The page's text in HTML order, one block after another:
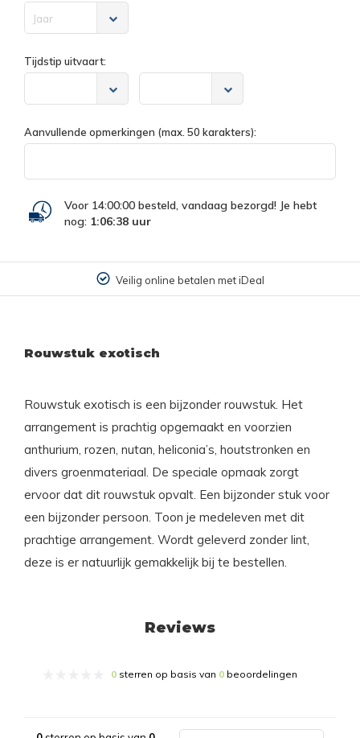
Jaar
Tijdstip uitvaart:
Aanvullende opmerkingen (max. 50 karakters):
Voor 14:00:00 besteld, vandaag bezorgd! Je hebt
nog: 1:06:38 uur
Veilig online betalen met iDeal
Rouwstuk exotisch
Rouwstuk exotisch is een bijzonder rouwstuk. Het
arrangement is prachtig opgemaakt en voorzien
anthurium, rozen, nutan, heliconia’s, houtstronken en
divers groenmateriaal. De speciale opmaak zorgt
ervoor dat dit rouwstuk opvalt. Een bijzonder stuk voor
een bijzonder persoon. Toon je medeleven met dit
prachtige arrangement. Wordt geleverd zonder lint,
deze is er natuurlijk gemakkelijk bij te bestellen.
Reviews
0 sterren op basis van 0 beoordelingen